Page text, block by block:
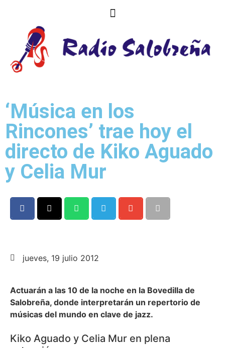
‘Música en los
Rincones’ trae hoy el
directo de Kiko Aguado
y Celia Mur
jueves, 19 julio 2012
Actuarán a las 10 de la noche en la Bovedilla de
Salobreña, donde interpretarán un repertorio de
músicas del mundo en clave de jazz.
Kiko Aguado y Celia Mur en plena